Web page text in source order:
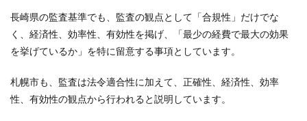
長崎県の監査基準でも、監査の観点として「合規性」だけでな
く、経済性、効率性、有効性を掲げ、「最少の経費で最大の効果
を挙げているか」を特に留意する事項としています。
札幌市も、監査は法令適合性に加えて、正確性、経済性、効率
性、有効性の観点から行われると説明しています。